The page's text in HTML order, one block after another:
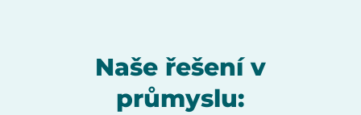
Naše řešení v
průmyslu: